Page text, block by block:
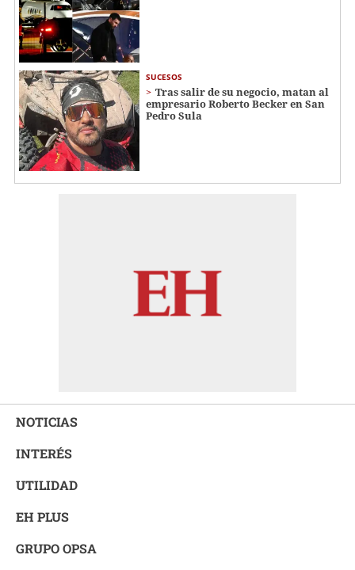
SUCESOS
Tras salir de su negocio, matan al
empresario Roberto Becker en San
Pedro Sula
NOTICIAS
INTERÉS
UTILIDAD
EH PLUS
GRUPO OPSA